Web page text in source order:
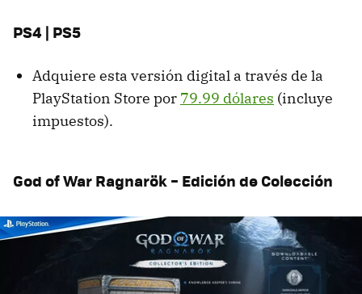
PS4 | PS5
Adquiere esta versión digital a través de la
PlayStation Store por 79.99 dólares (incluye
impuestos).
God of War Ragnarök – Edición de Colección